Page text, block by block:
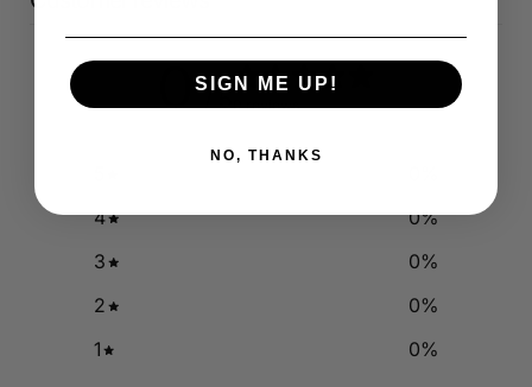
/ 50 reviews
4
0%
3
0%
2
0%
1
0%
SIGN ME UP!
NO, THANKS